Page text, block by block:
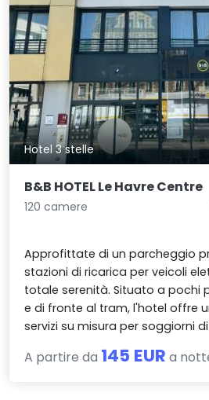
Hotel 3 stelle
B&B HOTEL Le Havre Centre
120 camere
Approfittate di un parcheggio
stazioni di ricarica per veicoli
totale serenità. Situato a pochi
e di fronte al tram, l'hotel offre
servizi su misura per soggiorni
A partire da 145 EUR a